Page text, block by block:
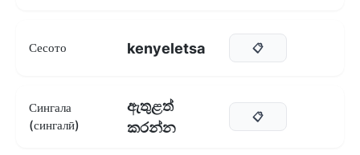
Сесото kenyeletsa 📋
Сингала
(сингалӣ)
ඇතුළත්
කරන්න
📋